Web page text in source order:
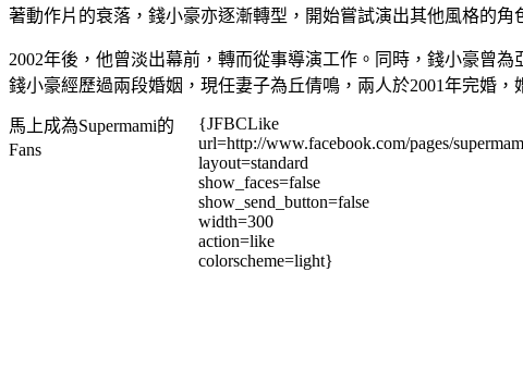
著動作片的衰落，錢小豪亦逐漸轉型，開始嘗試演出其他風格的
2002年後，他曾淡出幕前，轉而從事導演工作。同時，錢小豪曾
錢小豪經歷過兩段婚姻，現任妻子為丘倩鳴，兩人於2001年完婚，
馬上成為Supermami的
Fans
{JFBCLike
url=http://www.facebook.com/pages/
layout=standard
show_faces=false
show_send_button=false
width=300
action=like
colorscheme=light}